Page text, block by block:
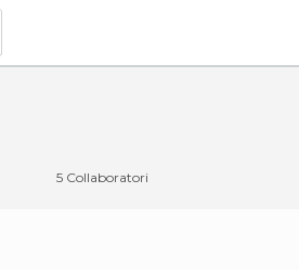
5 Collaboratori